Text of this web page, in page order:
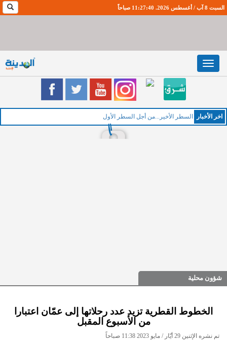
السبت 8 آب / أغسطس 2026. 11:27:41 صباحاً
Toggle
navigation
اخر اﻷخبار
شؤون محلية
الخطوط القطرية تزيد عدد رحلاتها إلى عمّان اعتبارا
من الأسبوع المقبل
تم نشره الإثنين 29 أيّار / مايو 2023 11:38 صباحاً